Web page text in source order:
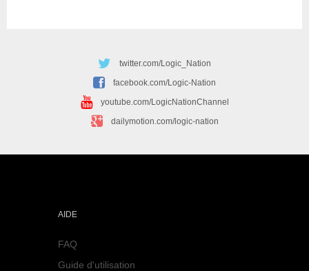
twitter.com/Logic_Nation
facebook.com/Logic-Nation
youtube.com/LogicNationChannel
dailymotion.com/logic-nation
AIDE
FAQ
Guide d'utilisation